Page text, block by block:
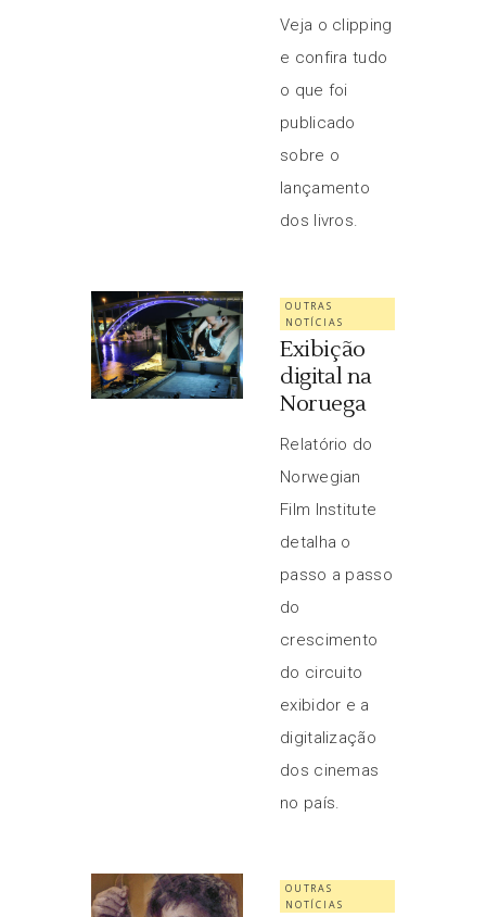
Veja o clipping
e confira tudo
o que foi
publicado
sobre o
lançamento
dos livros.
OUTRAS
NOTÍCIAS
Exibição
digital na
Noruega
Relatório do
Norwegian
Film Institute
detalha o
passo a passo
do
crescimento
do circuito
exibidor e a
digitalização
dos cinemas
no país.
OUTRAS
NOTÍCIAS